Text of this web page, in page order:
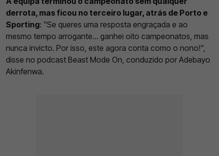
derrota, mas ficou no terceiro lugar, atrás de Porto e
Sporting: "Se queres uma resposta engraçada e ao
mesmo tempo arrogante... ganhei oito campeonatos, mas
nunca invicto. Por isso, este agora conta como o nono!",
disse no podcast Beast Mode On, conduzido por Adebayo
Akinfenwa.